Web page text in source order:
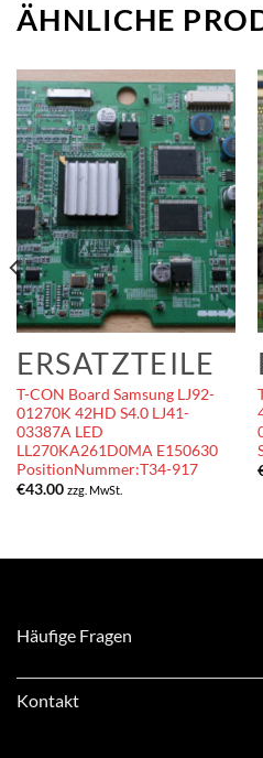
ÄHNLICHE
ERSATZTEILE
T-CON Board Samsung LJ92-
01270K 42HD S4.0 LJ41-
03387A LED
LL270KA261D0MA E150630
PositionNummer:T34-917
€43.00 zzg. MwSt.
Häufige Fragen
Kontakt